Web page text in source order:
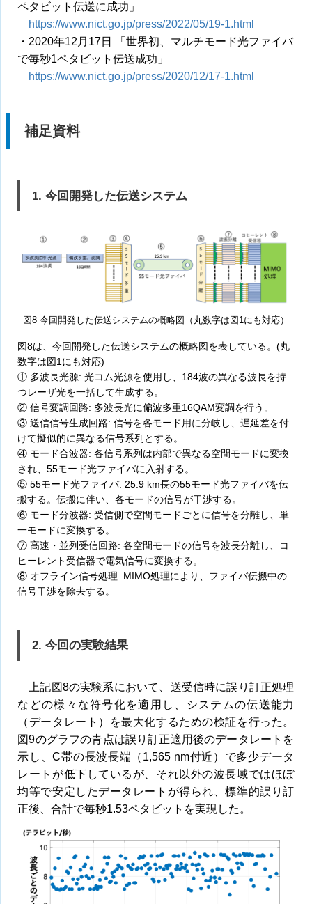
ペタビット伝送に成功」
https://www.nict.go.jp/press/2022/05/19-1.html
・2020年12月17日 「世界初、マルチモード光ファイバ
で毎秒1ペタビット伝送成功」
https://www.nict.go.jp/press/2020/12/17-1.html
補足資料
1. 今回開発した伝送システム
図8 今回開発した伝送システムの概略図（丸数字は図1にも対応）
図8は、今回開発した伝送システムの概略図を表している。(丸
数字は図1にも対応)
① 多波長光源: 光コム光源を使用し、184波の異なる波長を持
つレーザ光を一括して生成する。
② 信号変調回路: 多波長光に偏波多重16QAM変調を行う。
③ 送信信号生成回路: 信号を各モード用に分岐し、遅延差を付
けて擬似的に異なる信号系列とする。
④ モード合波器: 各信号系列は内部で異なる空間モードに変換
され、55モード光ファイバに入射する。
⑤ 55モード光ファイバ: 25.9 km長の55モード光ファイバを伝
搬する。伝搬に伴い、各モードの信号が干渉する。
⑥ モード分波器: 受信側で空間モードごとに信号を分離し、単
一モードに変換する。
⑦ 高速・並列受信回路: 各空間モードの信号を波長分離し、コ
ヒーレント受信器で電気信号に変換する。
⑧ オフライン信号処理: MIMO処理により、ファイバ伝搬中の
信号干渉を除去する。
2. 今回の実験結果
上記図8の実験系において、送受信時に誤り訂正処理
などの様々な符号化を適用し、システムの伝送能力
（データレート）を最大化するための検証を行った。
図9のグラフの青点は誤り訂正適用後のデータレートを
示し、C帯の長波長端（1,565 nm付近）で多少データ
レートが低下しているが、それ以外の波長域ではほぼ
均等で安定したデータレートが得られ、標準的誤り訂
正後、合計で毎秒1.53ペタビットを実現した。